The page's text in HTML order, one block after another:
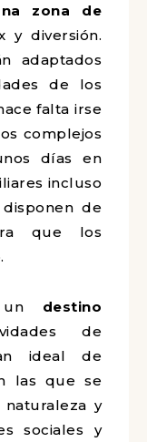
zona de
y diversión.
adaptados
de los
falta irse
complejos
días en
incluso
de
que los
un destino
de
ideal de
las que se
y
sociales y